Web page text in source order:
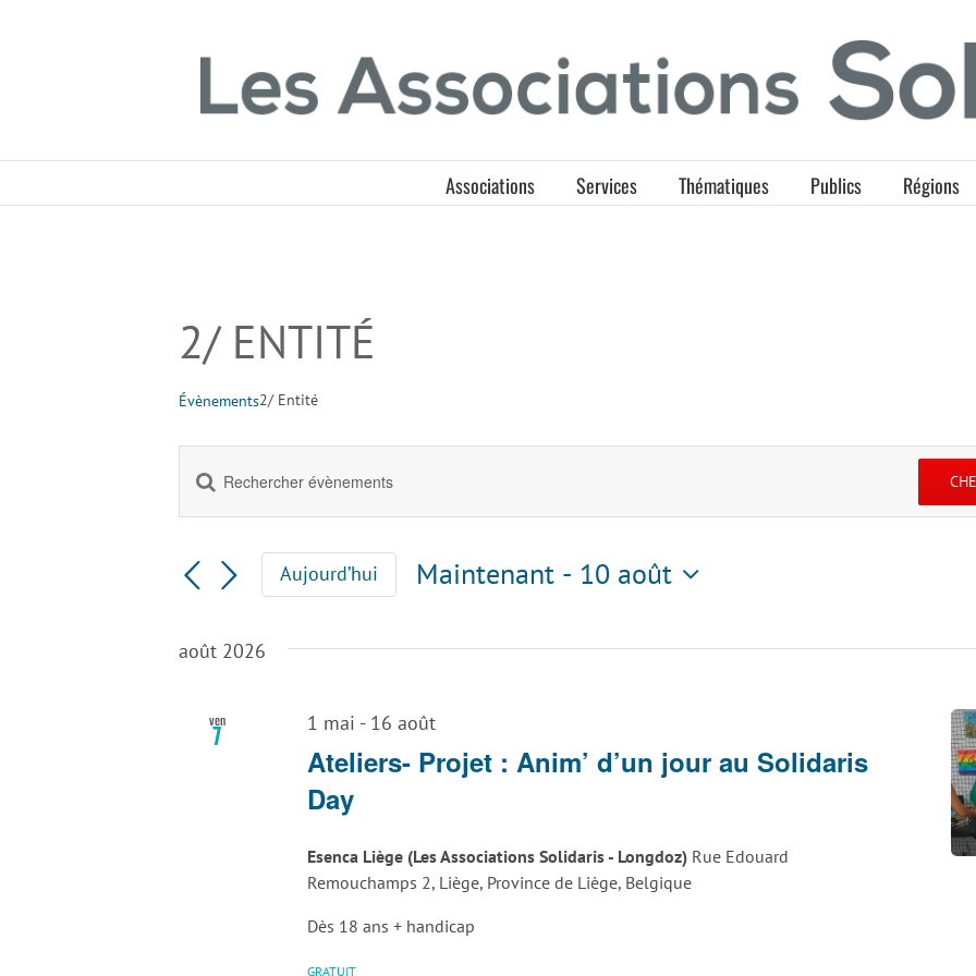
Associations Services Thématiques Publics Régions
2/ ENTITÉ
Évènements2/ Entité
Recherche
et
navigation
de
Évènements
Saisir
mot-
Évènements
clé.
Aujourd’hui Maintenant - 10 août
date.
août 2026
ven
7 1 mai - 16 août
Ateliers- Projet : Anim’ d’un jour au Solidaris
Day
Esenca Liège (Les Associations Solidaris - Longdoz) Rue Edouard
Remouchamps 2, Liège, Province de Liège, Belgique
Dès 18 ans + handicap
GRATUIT